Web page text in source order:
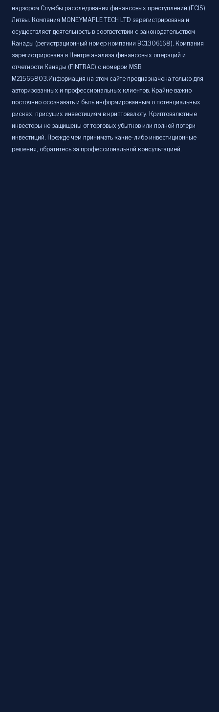
надзором Службы расследования финансовых преступлений (FCIS)
Литвы. Компания MONEYMAPLE TECH LTD зарегистрирована и
осуществляет деятельность в соответствии с законодательством
Канады (регистрационный номер компании BC1306168). Компания
зарегистрирована в Центре анализа финансовых операций и
отчетности Канады (FINTRAC) с номером MSB
M21565803.Информация на этом сайте предназначена только для
авторизованных и профессиональных клиентов. Крайне важно
постоянно осознавать и быть информированным о потенциальных
рисках, присущих инвестициям в криптовалюту. Криптовалютные
инвесторы не защищены от торговых убытков или полной потери
инвестиций. Прежде чем принимать какие-либо инвестиционные
решения, обратитесь за профессиональной консультацией.